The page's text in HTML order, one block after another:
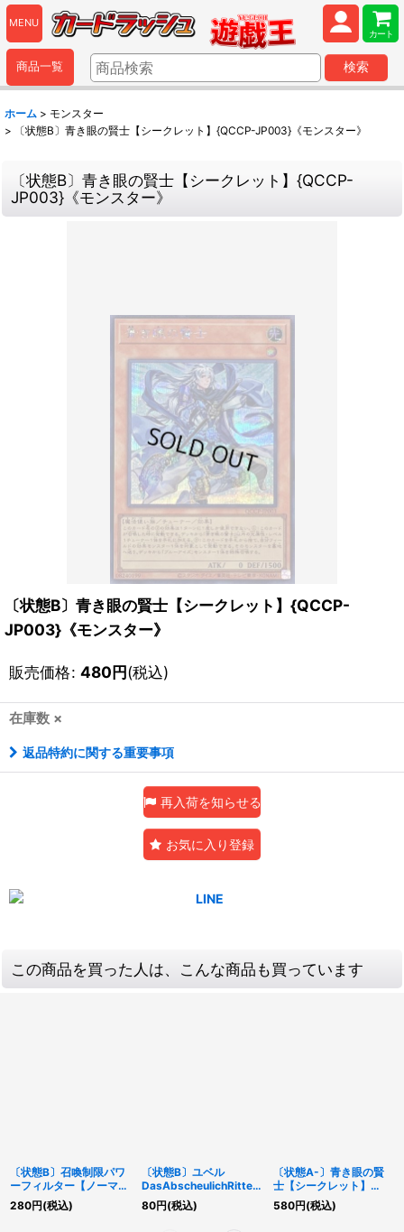
MENU
カート
商品一覧 検索
ホーム > モンスター
>
〔状態B〕青き眼の賢士【シークレット】{QCCP-JP003}《モンスター》
〔状態B〕青き眼の賢士【シークレット】{QCCP-
JP003}《モンスター》
〔状態B〕青き眼の賢士【シークレット】{QCCP-
JP003}《モンスター》
販売価格: 480円(税込)
在庫数 ×
返品特約に関する重要事項
再入荷を知らせる
お気に入り登録
この商品を買った人は、こんな商品も買っています
〔状態B〕召喚制限パワ
ーフィルター【ノーマ
ル】{TDGS-JP058}
《魔法》
280円(税込)
〔状態B〕ユベル
DasAbscheulichRitter
【スーパー】{PTDN-
JP007}《モンスター》
80円(税込)
〔状態A-〕青き眼の賢
士【シークレット】
{QCCP-JP003}《モン
スター》
580円(税込)